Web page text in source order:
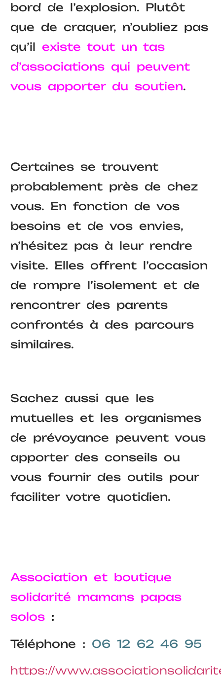
bord de l’explosion. Plutôt
que de craquer, n’oubliez pas
qu’il existe tout un tas
d’associations qui peuvent
vous apporter du soutien.
Certaines se trouvent
probablement près de chez
vous. En fonction de vos
besoins et de vos envies,
n’hésitez pas à leur rendre
visite. Elles offrent l’occasion
de rompre l’isolement et de
rencontrer des parents
confrontés à des parcours
similaires.
Sachez aussi que les
mutuelles et les organismes
de prévoyance peuvent vous
apporter des conseils ou
vous fournir des outils pour
faciliter votre quotidien.
Association et boutique
solidarité mamans papas
solos :
Téléphone : 06 12 62 46 95
https://